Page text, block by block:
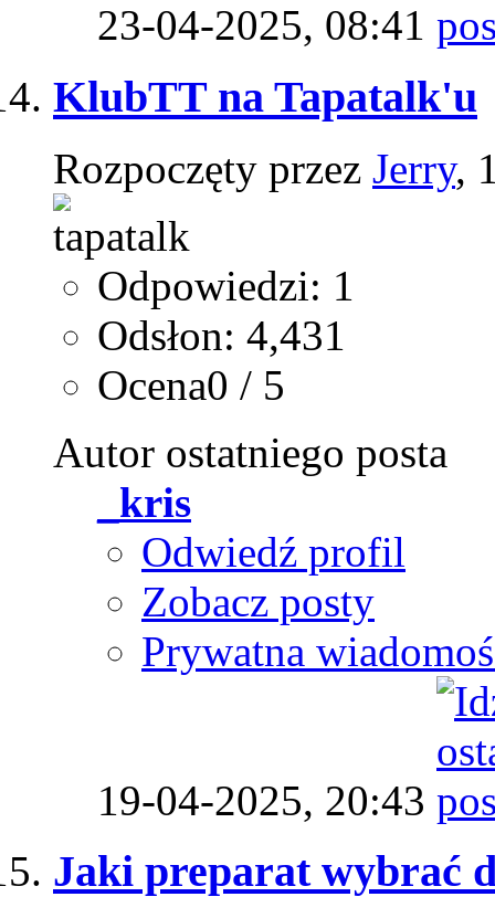
23-04-2025, 08:41
KlubTT na Tapatalk'u
Rozpoczęty przez Jerry,
Odpowiedzi: 1
Odsłon: 4,431
Ocena0 / 5
Autor ostatniego posta
_kris
Odwiedź profil
Zobacz posty
Prywatna
19-04-2025, 20:43
Jaki preparat wybrać